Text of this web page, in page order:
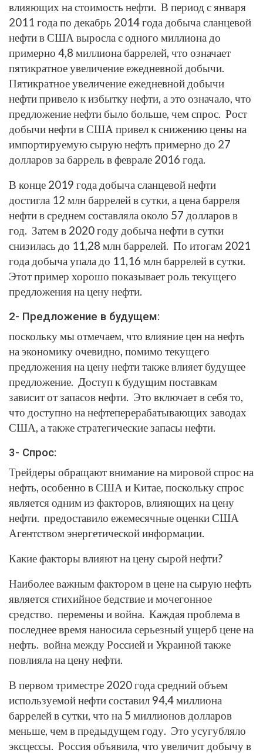
влияющих на стоимость нефти. В период с января
2011 года по декабрь 2014 года добыча сланцевой
нефти в США выросла с одного миллиона до
примерно 4,8 миллиона баррелей, что означает
пятикратное увеличение ежедневной добычи.
Пятикратное увеличение ежедневной добычи
нефти привело к избытку нефти, а это означало, что
предложение нефти было больше, чем спрос. Рост
добычи нефти в США привел к снижению цены на
импортируемую сырую нефть примерно до 27
долларов за баррель в феврале 2016 года.
В конце 2019 года добыча сланцевой нефти
достигла 12 млн баррелей в сутки, а цена барреля
нефти в среднем составляла около 57 долларов в
год. Затем в 2020 году добыча нефти в сутки
снизилась до 11,28 млн баррелей. По итогам 2021
года добыча упала до 11,16 млн баррелей в сутки.
Этот пример хорошо показывает роль текущего
предложения на цену нефти.
2- Предложение в будущем:
поскольку мы отмечаем, что влияние цен на нефть
на экономику очевидно, помимо текущего
предложения на цену нефти также влияет будущее
предложение. Доступ к будущим поставкам
зависит от запасов нефти. Это включает в себя то,
что доступно на нефтеперерабатывающих заводах
США, а также стратегические запасы нефти.
3- Спрос:
Трейдеры обращают внимание на мировой спрос на
нефть, особенно в США и Китае, поскольку спрос
является одним из факторов, влияющих на цену
нефти. предоставило ежемесячные оценки США
Агентством энергетической информации.
Какие факторы влияют на цену сырой нефти?
Наиболее важным фактором в цене на сырую нефть
является стихийное бедствие и мочегонное
средство. перемены и война. Каждая проблема в
последнее время наносила серьезный ущерб цене на
нефть. война между Россией и Украиной также
повлияла на цену нефти.
В первом триместре 2020 года средний объем
используемой нефти составил 94,4 миллиона
баррелей в сутки, что на 5 миллионов долларов
меньше, чем в предыдущем году. Это усугубляло
эксцессы. Россия объявила, что увеличит добычу в